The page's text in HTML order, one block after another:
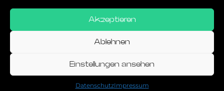
Akzeptieren
Ablehnen
Einstellungen ansehen
DatenschutzImpressum
Allgemeine Geschäftsbedingungen